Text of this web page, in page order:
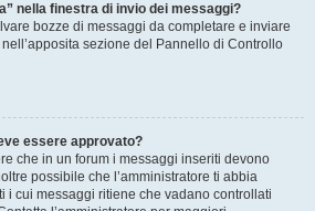
nella finestra di invio dei messaggi?
bozze di messaggi da completare e inviare
sezione del Pannello di Controllo
essere approvato?
che in un forum i messaggi inseriti devono
possibile che l’amministratore ti abbia
i cui messaggi ritiene che vadano controllati